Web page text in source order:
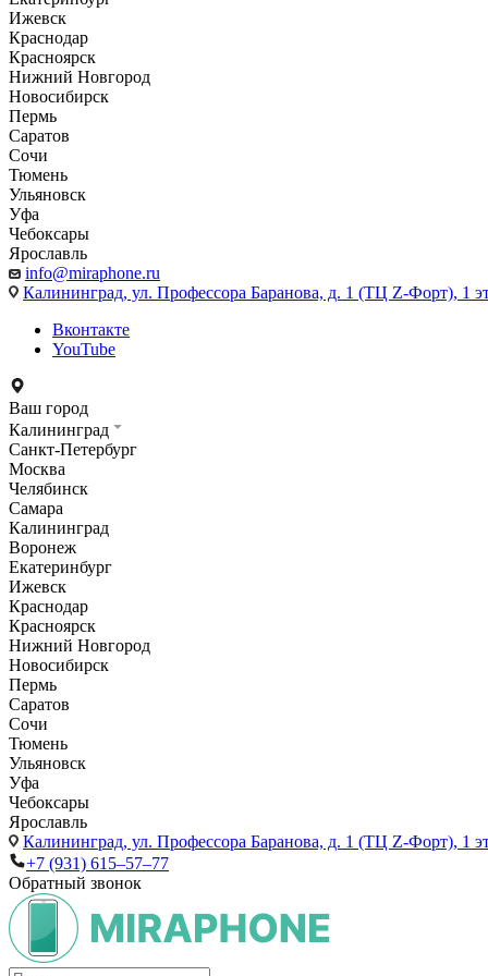
Ижевск
Краснодар
Красноярск
Нижний Новгород
Новосибирск
Пермь
Саратов
Сочи
Тюмень
Ульяновск
Уфа
Чебоксары
Ярославль
info@miraphone.ru
Калининград, ул. Профессора Баранова, д. 1 (ТЦ Z-Форт), 1
Вконтакте
YouTube
Ваш город
Калининград
Санкт-Петербург
Москва
Челябинск
Самара
Калининград
Воронеж
Екатеринбург
Ижевск
Краснодар
Красноярск
Нижний Новгород
Новосибирск
Пермь
Саратов
Сочи
Тюмень
Ульяновск
Уфа
Чебоксары
Ярославль
Калининград, ул. Профессора Баранова, д. 1 (ТЦ Z-Форт), 1
+7 (931) 615‒57‒77
Обратный звонок